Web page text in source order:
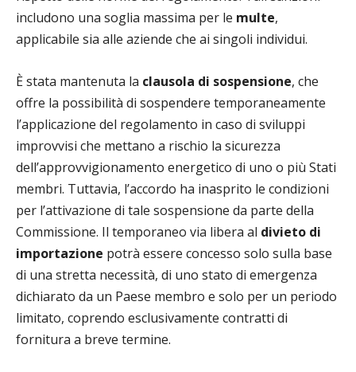
includono una soglia massima per le multe,
applicabile sia alle aziende che ai singoli individui.
È stata mantenuta la clausola di sospensione, che
offre la possibilità di sospendere temporaneamente
l’applicazione del regolamento in caso di sviluppi
improvvisi che mettano a rischio la sicurezza
dell’approvvigionamento energetico di uno o più Stati
membri. Tuttavia, l’accordo ha inasprito le condizioni
per l’attivazione di tale sospensione da parte della
Commissione. Il temporaneo via libera al divieto di
importazione potrà essere concesso solo sulla base
di una stretta necessità, di uno stato di emergenza
dichiarato da un Paese membro e solo per un periodo
limitato, coprendo esclusivamente contratti di
fornitura a breve termine.